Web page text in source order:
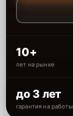
10+
лет на рынке
до 3 лет
гарантия на работы